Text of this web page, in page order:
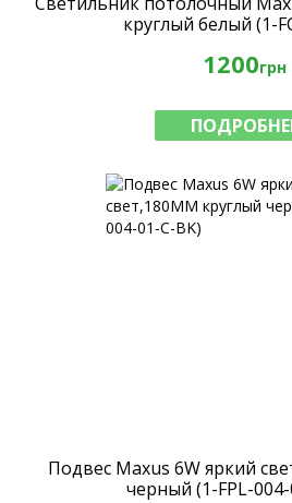
круглый белый (1-
1200грн
Подвес Maxus 6W яркий
черный (1-FPL-